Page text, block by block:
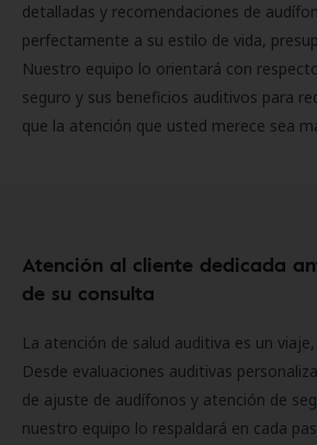
detalladas y recomendaciones de
perfectamente a su estilo de vida,
Nuestro equipo lo orientará con
seguro y sus beneficios auditivos para
que la atención que usted merece sea
Atención al cliente dedicada
de su consulta
La atención de salud auditiva es un
Desde evaluaciones auditivas
de ajuste de audífonos y atención de
nuestro equipo lo respaldará en cada